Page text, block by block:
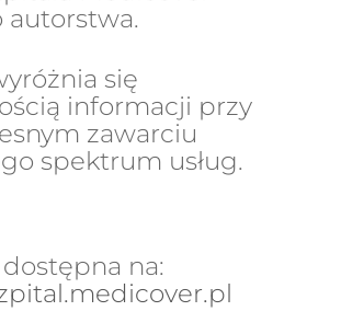
autorstwa.
się
informacji przy
zawarciu
spektrum usług.
na: